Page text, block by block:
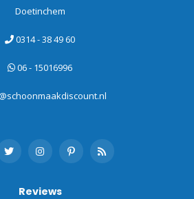
Doetinchem
0314 - 38 49 60
06 - 15016996
Reviews